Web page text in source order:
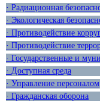
· Радиационная
· Экологическая
· Противодействие
· Противодействие
· Государственные и
· Доступная среда
· Управление персоналом
· Гражданская оборона